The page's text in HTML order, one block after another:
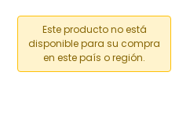
Este producto no está
disponible para su compra
en este país o región.